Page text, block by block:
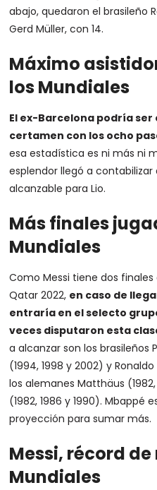
abajo, quedaron el brasileño
Gerd Müller, con 14.
Máximo
los Mundiales
El ex-Barcelona podría
certamen con los ocho
esa estadística es ni más ni
esplendor llegó a
alcanzable para Lio.
Más finales
Mundiales
Como Messi tiene dos finales
Qatar 2022, en caso de
entraría en el selecto
veces disputaron esta
a alcanzar son los brasileños
(1994, 1998 y 2002) y
los alemanes Matthäus
(1982, 1986 y 1990). Mbappé
proyección para sumar más.
Messi, récord
Mundiales